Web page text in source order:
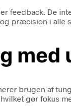
feedback. De
præcision i alle
med
brugen af
gør fokus